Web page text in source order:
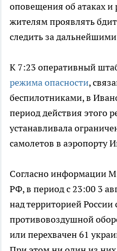
оповещения об атаках и
жителям проявлять
следить за
К 7:23 оперативный
режима опасности,
беспилотниками, в
период действия этого
устанавливала
самолетов в аэропорту
Согласно информации
РФ, в период с 23:00 3
над территорией России
противовоздушной
или перехвачен 61